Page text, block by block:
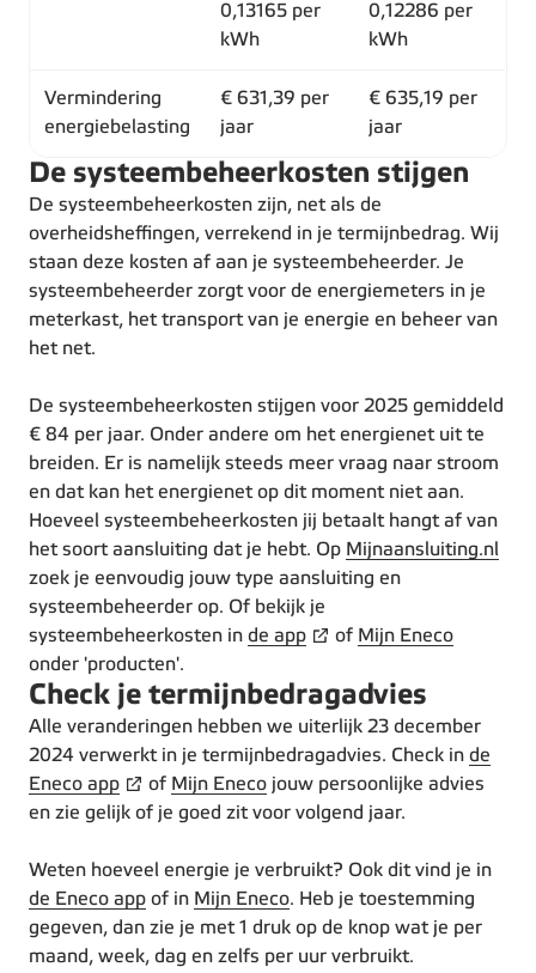
0,13165 per
kWh
0,12286 per
kWh
Vermindering
energiebelasting
€ 631,39 per
jaar
€ 635,19 per
jaar
De systeembeheerkosten stijgen
De systeembeheerkosten zijn, net als de
overheidsheffingen, verrekend in je termijnbedrag. Wij
staan deze kosten af aan je systeembeheerder. Je
systeembeheerder zorgt voor de energiemeters in je
meterkast, het transport van je energie en beheer van
het net.
De systeembeheerkosten stijgen voor 2025 gemiddeld
€ 84 per jaar. Onder andere om het energienet uit te
breiden. Er is namelijk steeds meer vraag naar stroom
en dat kan het energienet op dit moment niet aan.
Hoeveel systeembeheerkosten jij betaalt hangt af van
het soort aansluiting dat je hebt. Op Mijnaansluiting.nl
zoek je eenvoudig jouw type aansluiting en
systeembeheerder op. Of bekijk je
systeembeheerkosten in de app of Mijn Eneco
onder 'producten'.
Check je termijnbedragadvies
Alle veranderingen hebben we uiterlijk 23 december
2024 verwerkt in je termijnbedragadvies. Check in de
Eneco app
of Mijn Eneco jouw persoonlijke advies
en zie gelijk of je goed zit voor volgend jaar.
Weten hoeveel energie je verbruikt? Ook dit vind je in
de Eneco app of in Mijn Eneco. Heb je toestemming
gegeven, dan zie je met 1 druk op de knop wat je per
maand, week, dag en zelfs per uur verbruikt.